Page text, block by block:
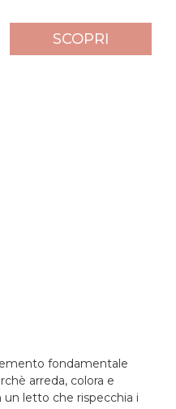
SCOPRI
fondamentale
arreda, colora e
letto che rispecchia i